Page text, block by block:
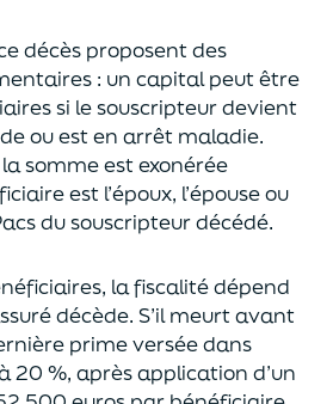
décès proposentdes
: un capitalpeut être
si le souscripteur devient
ouest en arrêt maladie.
a somme est exonérée
est l’époux, l’épouse ou
du souscripteur décédé.
la fiscalité dépend
décède. S’il meurt avant
ère prime versée dans
20 %, après application d’un